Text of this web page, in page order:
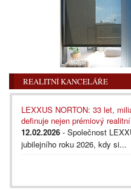
REALITNÍ KANCELÁŘE
LEXXUS NORTON: 33 let,
definuje nejen prémiový
12.02.2026 - Společnost
jubilejního roku 2026, kdy si...